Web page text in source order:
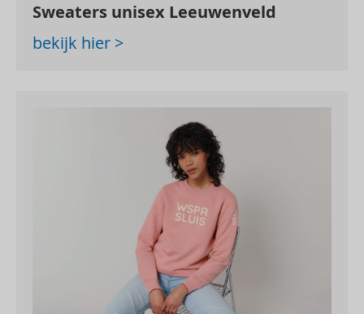
Sweaters unisex Leeuwenveld
bekijk hier >